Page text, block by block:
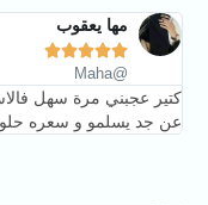
مها يعقوب





@Maha
كتير عجبني مرة سهل
عن جد يسلمو و سعره حلو